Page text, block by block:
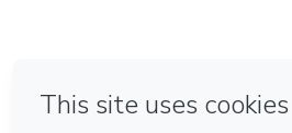
Feito com ❤ em Bogotá